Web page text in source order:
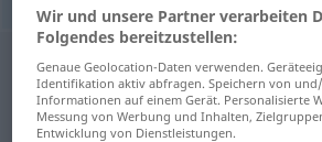
Wir und unsere Partner verarbeiten
Folgendes bereitzustellen:
Genaue Geolocation-Daten verwenden.
Identifikation aktiv abfragen. Speichern von
Informationen auf einem Gerät. Personalisierte
Messung von Werbung und Inhalten,
Entwicklung von Dienstleistungen.